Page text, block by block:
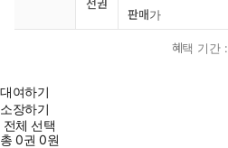
전권
판매가
혜택 기간 :
대여하기
소장하기
전체 선택
총0권 0원